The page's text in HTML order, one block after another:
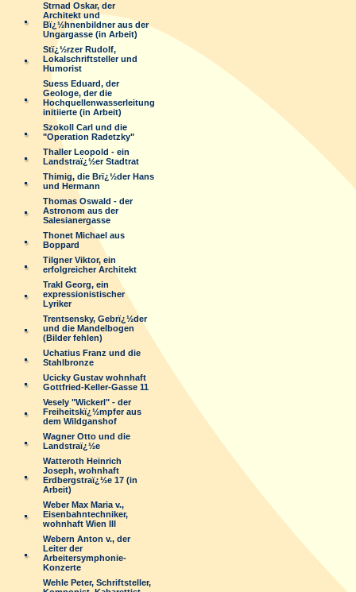
Strnad Oskar, der
Architekt und
Bï¿½hnenbildner aus der
Ungargasse (in Arbeit)
Stï¿½rzer Rudolf,
Lokalschriftsteller und
Humorist
Suess Eduard, der
Geologe, der die
Hochquellenwasserleitung
initiierte (in Arbeit)
Szokoll Carl und die
"Operation Radetzky"
Thaller Leopold - ein
Landstraï¿½er Stadtrat
Thimig, die Brï¿½der Hans
und Hermann
Thomas Oswald - der
Astronom aus der
Salesianergasse
Thonet Michael aus
Boppard
Tilgner Viktor, ein
erfolgreicher Architekt
Trakl Georg, ein
expressionistischer
Lyriker
Trentsensky, Gebrï¿½der
und die Mandelbogen
(Bilder fehlen)
Uchatius Franz und die
Stahlbronze
Ucicky Gustav wohnhaft
Gottfried-Keller-Gasse 11
Vesely "Wickerl" - der
Freiheitskï¿½mpfer aus
dem Wildganshof
Wagner Otto und die
Landstraï¿½e
Watteroth Heinrich
Joseph, wohnhaft
Erdbergstraï¿½e 17 (in
Arbeit)
Weber Max Maria v.,
Eisenbahntechniker,
wohnhaft Wien III
Webern Anton v., der
Leiter der
Arbeitersymphonie-
Konzerte
Wehle Peter, Schriftsteller,